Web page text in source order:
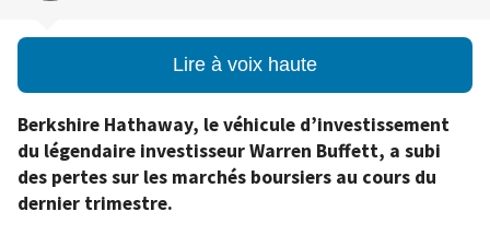
Lire à voix haute
Berkshire Hathaway, le véhicule d’investissement
du légendaire investisseur Warren Buffett, a subi
des pertes sur les marchés boursiers au cours du
dernier trimestre.